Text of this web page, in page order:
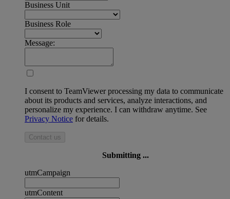
Business Unit
Business Role
Message:
I consent to TeamViewer processing my data to communicate
about its products and services, analyze interactions, and
personalize my experience. I can withdraw anytime. See
Privacy Notice for details.
Contact us
Submitting ...
utmCampaign
utmContent